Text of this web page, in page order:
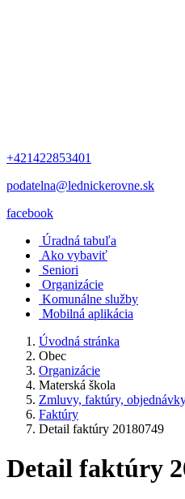
+421422853401
podatelna@lednickerovne.sk
facebook
Úradná tabuľa
Ako vybaviť
Seniori
Organizácie
Komunálne služby
Mobilná aplikácia
Úvodná stránka
Obec
Organizácie
Materská škola
Zmluvy, faktúry,
Faktúry
Detail faktúry 20180749
Detail faktúry